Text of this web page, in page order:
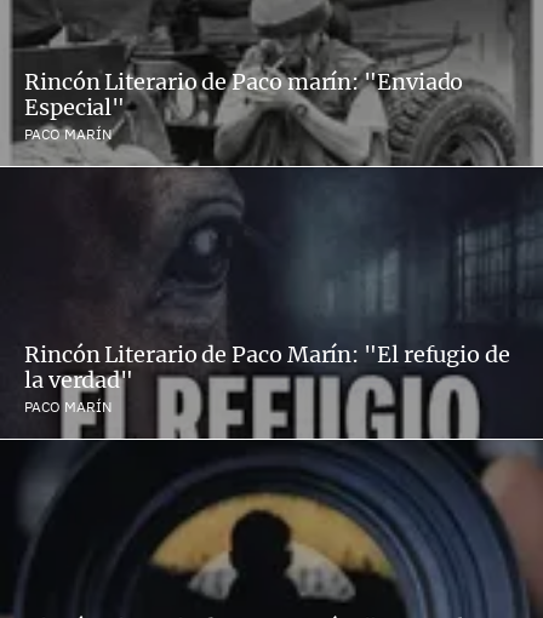
Rincón Literario de Paco marín: "Enviado
Especial"
PACO MARÍN
Rincón Literario de Paco Marín: "El refugio de
la verdad"
PACO MARÍN